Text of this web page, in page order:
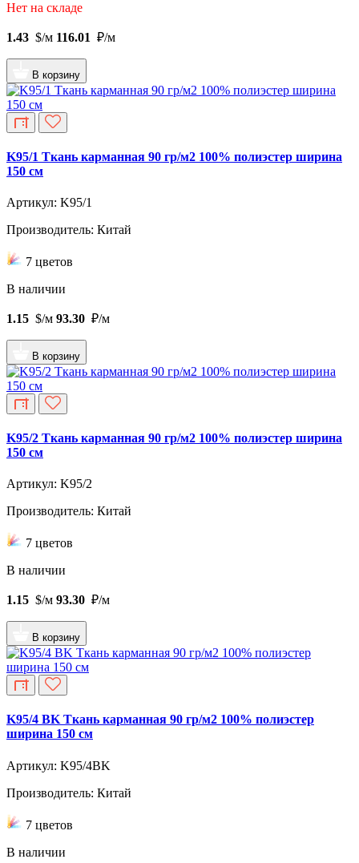
Нет на складе
1.43 $/м 116.01 ₽/м
В корзину
K95/1 Ткань карманная 90 гр/м2 100% полиэстер ширина
150 см
Артикул: K95/1
Производитель: Китай
7 цветов
В наличии
1.15 $/м 93.30 ₽/м
В корзину
K95/2 Ткань карманная 90 гр/м2 100% полиэстер ширина
150 см
Артикул: K95/2
Производитель: Китай
7 цветов
В наличии
1.15 $/м 93.30 ₽/м
В корзину
K95/4 BK Ткань карманная 90 гр/м2 100% полиэстер
ширина 150 см
Артикул: K95/4BK
Производитель: Китай
7 цветов
В наличии